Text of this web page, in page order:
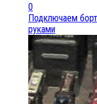
0
Подключаем
руками